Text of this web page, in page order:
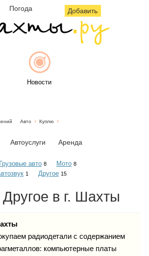
Погода Добавить
Новости
Объявления
Авто Куплю
Автоуслуги Аренда
Грузовые авто 8 Мото 8
1 Другое 15
в г. Шахты
радиодетали с содержанием
компьютерные платы